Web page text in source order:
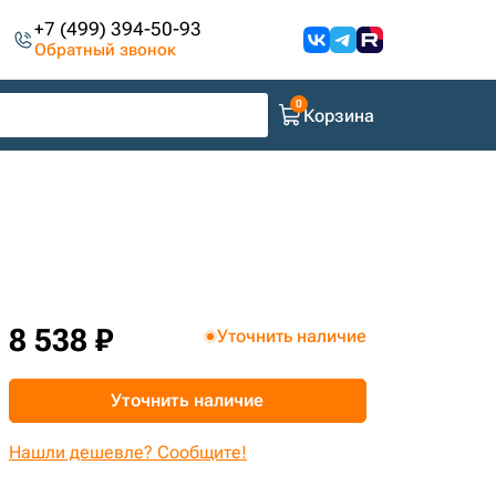
+7 (499) 394-50-93
Обратный звонок
Корзина
8 538 ₽ Уточнить наличие
Уточнить наличие
Нашли дешевле? Сообщите!